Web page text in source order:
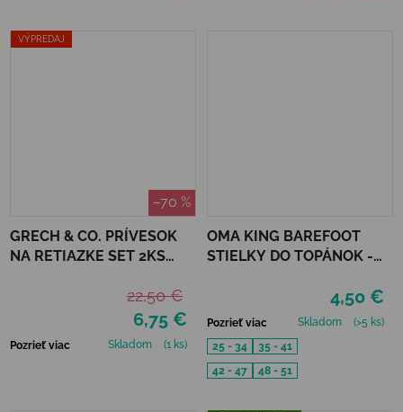
VÝPREDAJ
–70 %
GRECH & CO. PRÍVESOK
NA RETIAZKE SET 2KS
6,75 €
22,50 €
Pozrieť viac Skladom (1 ks)
OMA KING BAREFOOT
STIELKY DO TOPÁNOK -
4,50 €
Pozrieť viac Skladom
(>5 ks)
25 - 34
35 - 41
42 - 47
48 - 51